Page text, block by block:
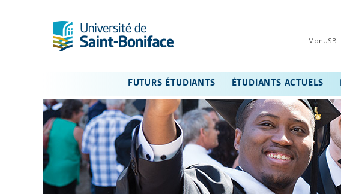
MonUSB
FUTURS ÉTUDIANTS ÉTUDIANTS ACTUELS